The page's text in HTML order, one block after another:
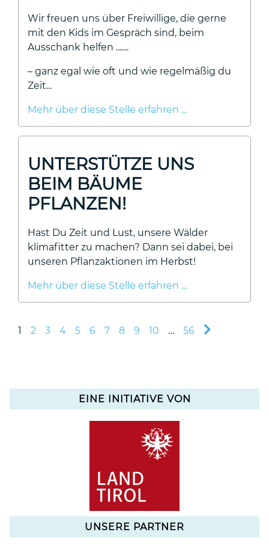
Wir freuen uns über Freiwillige, die gerne
mit den Kids im Gespräch sind, beim
Ausschank helfen .......
– ganz egal wie oft und wie regelmäßig du
Zeit...
Mehr über diese Stelle erfahren ...
UNTERSTÜTZE UNS
BEIM BÄUME
PFLANZEN!
Hast Du Zeit und Lust, unsere Wälder
klimafitter zu machen? Dann sei dabei, bei
unseren Pflanzaktionen im Herbst!
Mehr über diese Stelle erfahren ...
1 2 3 4 5 6 7 8 9 10 … 56
EINE INITIATIVE VON
UNSERE PARTNER